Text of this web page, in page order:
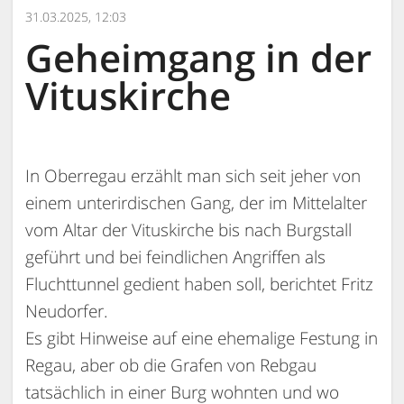
31.03.2025, 12:03
Geheimgang in der
Vituskirche
In Oberregau erzählt man sich seit jeher von
einem unterirdischen Gang, der im Mittelalter
vom Altar der Vituskirche bis nach Burgstall
geführt und bei feindlichen Angriffen als
Fluchttunnel gedient haben soll, berichtet Fritz
Neudorfer.
Es gibt Hinweise auf eine ehemalige Festung in
Regau, aber ob die Grafen von Rebgau
tatsächlich in einer Burg wohnten und wo